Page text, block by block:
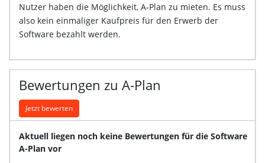
Nutzer haben die Möglichkeit, A-Plan zu mieten. Es muss
also kein einmaliger Kaufpreis für den Erwerb der
Software bezahlt werden.
Bewertungen zu A-Plan
Jetzt bewerten
Aktuell liegen noch keine Bewertungen für die Software
A-Plan vor